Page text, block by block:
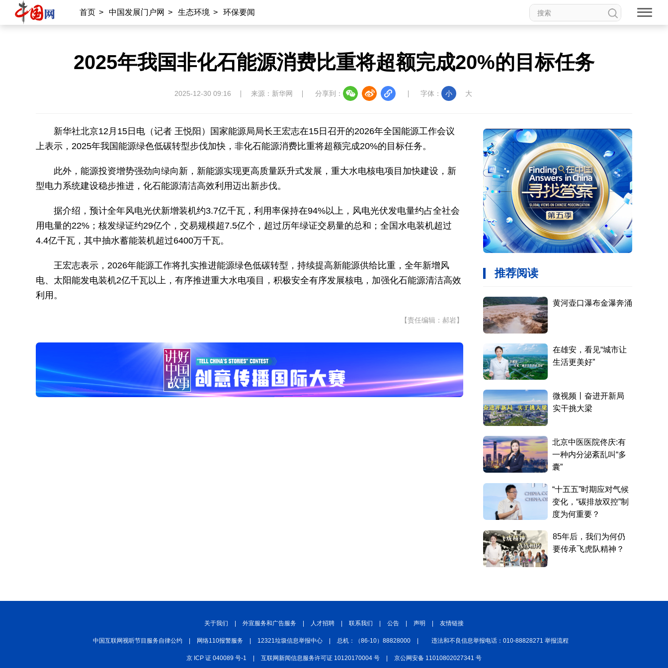
首页 > 中国发展门户网 > 生态环境 > 环保要闻
2025年我国非化石能源消费比重将超额完成20%的目标任务
2025-12-30 09:16 来源：新华网 分享到： 字体： 小 大
新华社北京12月15日电（记者 王悦阳）国家能源局局长王宏志在15日召开的2026年全国能源工作会议
上表示，2025年我国能源绿色低碳转型步伐加快，非化石能源消费比重将超额完成20%的目标任务。
此外，能源投资增势强劲向绿向新，新能源实现更高质量跃升式发展，重大水电核电项目加快建设，新
型电力系统建设稳步推进，化石能源清洁高效利用迈出新步伐。
据介绍，预计全年风电光伏新增装机约3.7亿千瓦，利用率保持在94%以上，风电光伏发电量约占全社会
用电量的22%；核发绿证约29亿个，交易规模超7.5亿个，超过历年绿证交易量的总和；全国水电装机超过
4.4亿千瓦，其中抽水蓄能装机超过6400万千瓦。
王宏志表示，2026年能源工作将扎实推进能源绿色低碳转型，持续提高新能源供给比重，全年新增风
电、太阳能发电装机2亿千瓦以上，有序推进重大水电项目，积极安全有序发展核电，加强化石能源清洁高效
利用。
【责任编辑：郝岩】
关于我们 外宣服务和广告服务 人才招聘 联系我们 公告 声明 友情链接
中国互联网视听节目服务自律公约 网络110报警服务 12321垃圾信息举报中心 总机：（86-10）88828000 违法和不良信息举报电话：010-88828271 举报流程
京 ICP 证 040089 号-1 互联网新闻信息服务许可证 10120170004 号 京公网安备 11010802027341 号